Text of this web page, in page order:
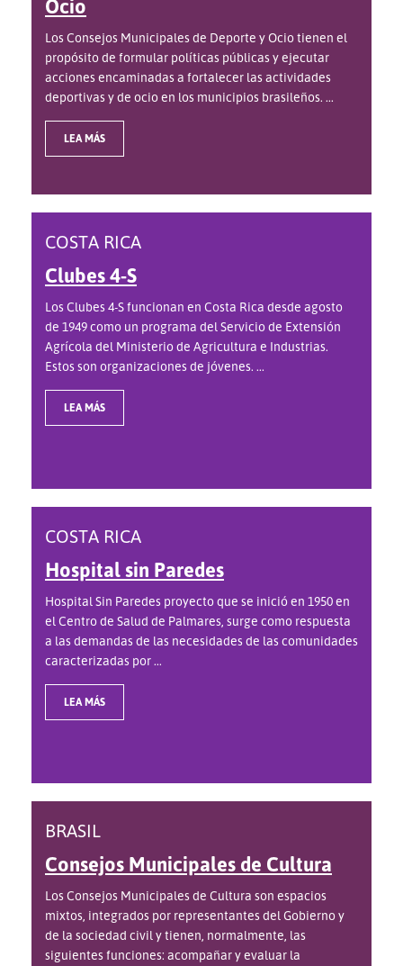
Ocio
Los Consejos Municipales de Deporte y Ocio tienen el
propósito de formular políticas públicas y ejecutar
acciones encaminadas a fortalecer las actividades
deportivas y de ocio en los municipios brasileños. ...
LEA MÁS
COSTA RICA
Clubes 4-S
Los Clubes 4-S funcionan en Costa Rica desde agosto
de 1949 como un programa del Servicio de Extensión
Agrícola del Ministerio de Agricultura e Industrias.
Estos son organizaciones de jóvenes. ...
LEA MÁS
COSTA RICA
Hospital sin Paredes
Hospital Sin Paredes proyecto que se inició en 1950 en
el Centro de Salud de Palmares, surge como respuesta
a las demandas de las necesidades de las comunidades
caracterizadas por ...
LEA MÁS
BRASIL
Consejos Municipales de Cultura
Los Consejos Municipales de Cultura son espacios
mixtos, integrados por representantes del Gobierno y
de la sociedad civil y tienen, normalmente, las
siguientes funciones: acompañar y evaluar la